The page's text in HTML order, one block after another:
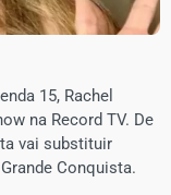
15, Rachel
na Record TV. De
vai substituir
Conquista.